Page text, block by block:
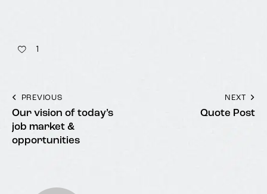
1
PREVIOUS
Our vision of today’s
job market &
opportunities
NEXT
Quote Post